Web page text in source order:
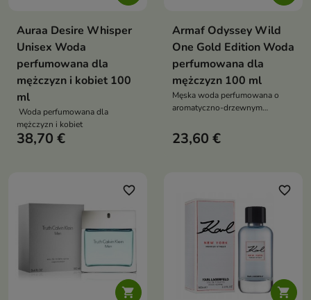
Auraa Desire Whisper
Unisex Woda
perfumowana dla
mężczyzn i kobiet 100
ml
Woda perfumowana dla
mężczyzn i kobiet
38,70 €
Armaf Odyssey Wild
One Gold Edition Woda
perfumowana dla
mężczyzn 100 ml
Męska woda perfumowana o
aromatyczno-drzewnym
cytrusów i mięty z eleganckimi
akordami lawendy, pieprzu i
dla pewnych siebie mężczyzn
23,60 €

favorite_border

favorite_border